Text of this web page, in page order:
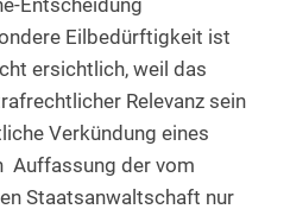
Entscheidung
Eilbedürftigkeit ist
ersichtlich, weil das
Relevanz sein
Verkündung eines
Auffassung der vom
Staatsanwaltschaft nur